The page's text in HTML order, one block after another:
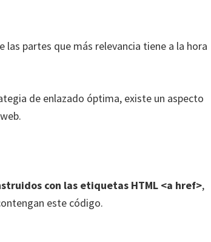
las partes que más relevancia tiene a la hora
de enlazado óptima, existe un aspecto
con las etiquetas HTML <a href>,
este código.